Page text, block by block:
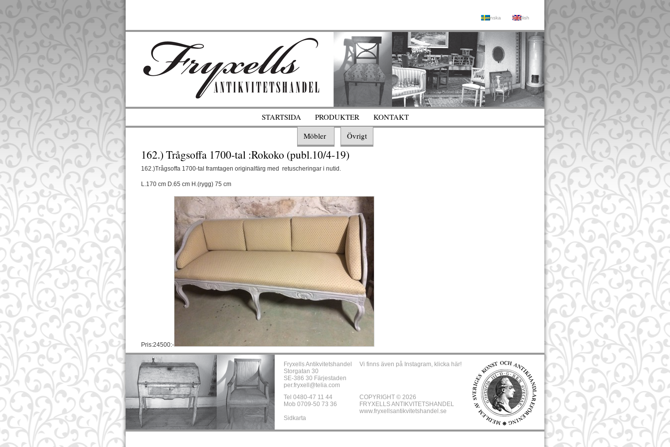
Svenska English
STARTSIDA PRODUKTER
KONTAKT
Möbler
Övrigt
162.) Trågsoffa 1700-tal :Rokoko (publ.10/4-19)
162.)Trågsoffa 1700-tal framtagen originalfärg med retuscheringar i nutid.
L.170 cm D.65 cm H.(rygg) 75 cm
Pris:24500:-
Fryxells Antikvitetshandel
Storgatan 30
SE-386 30 Färjestaden
per.fryxell@telia.com
Vi finns även på Instagram, klicka här!
Tel 0480-47 11 44
Mob 0709-50 73 36
Sidkarta
COPYRIGHT © 2026
FRYXELLS ANTIKVITETSHANDEL
www.fryxellsantikvitetshandel.se